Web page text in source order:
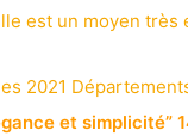
est un moyen très
2021
et simplicité”